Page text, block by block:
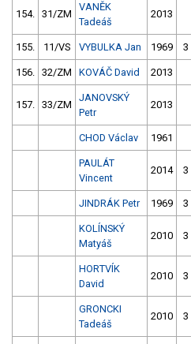
154. 31/ZM
VANĚK
Tadeáš
2013
155. 11/VS VYBULKA Jan 1969 3
156. 32/ZM KOVÁČ David 2013
157. 33/ZM
JANOVSKÝ
Petr
2013
CHOD Václav 1961
PAULÁT
Vincent
2014 3
JINDRÁK Petr 1969 3
KOLÍNSKÝ
Matyáš
2010 3
HORTVÍK
David
2010 3
GRONCKI
Tadeáš
2010 3